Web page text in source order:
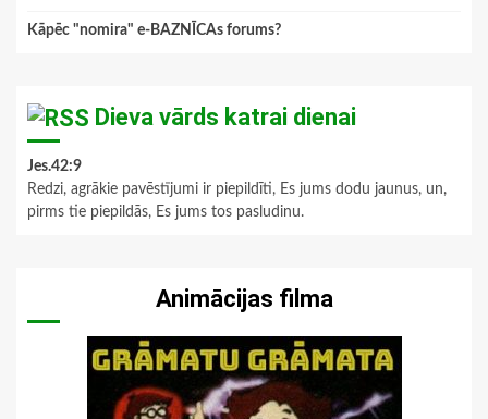
Kāpēc "nomira" e-BAZNĪCAs forums?
Dieva vārds katrai dienai
Jes.42:9
Redzi, agrākie pavēstījumi ir piepildīti, Es jums dodu jaunus, un,
pirms tie piepildās, Es jums tos pasludinu.
Animācijas filma